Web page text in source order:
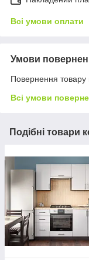
Всі умови оплати
Умови
Повернення товару
Всі умови
Подібні товари